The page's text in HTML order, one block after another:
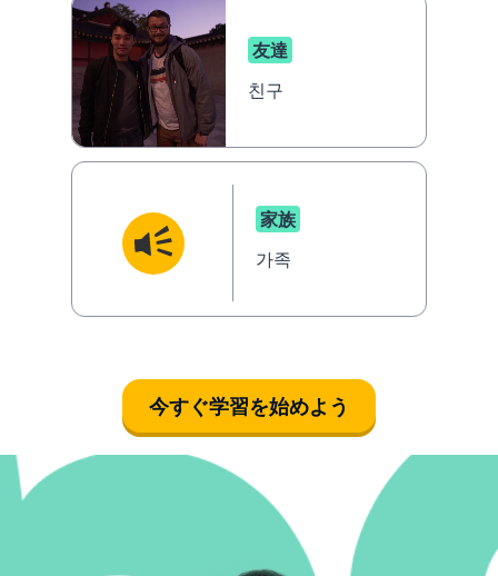
友達
친구
家族
가족
今すぐ学習を始めよう